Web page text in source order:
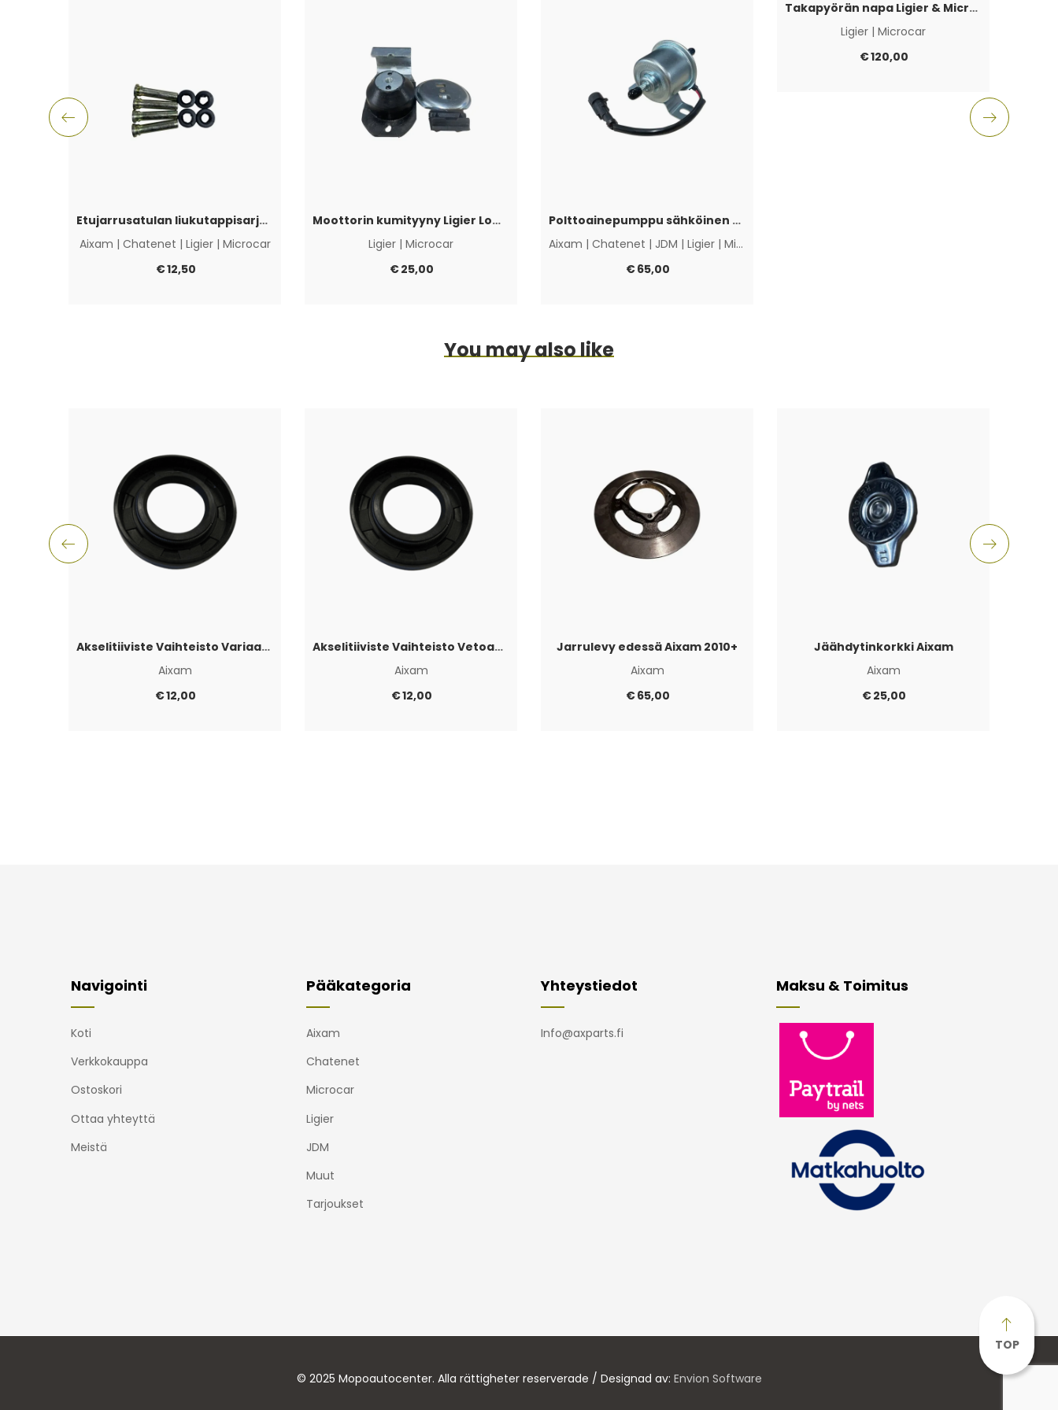
Etujarrusatulan liukutappisarja Aixam, Ligier, Microcar & Chatenet
Aixam | Chatenet | Ligier| Microcar
€12,50
Moottorin kumityyny Ligier Lombardini Progress / DCI
Ligier | Microcar
€25,00
Polttoainepumppu sähköinen Lombardini Progress / DCI / FOCS
Aixam | Chatenet | JDM | Ligier | Microcar
€65,00
Takapyörän napa Ligier & Microcar 4×100
Ligier | Microcar
€120,00
You may also like
Akselitiiviste Vaihteisto Variaattorin puoli Aixam
Aixam
€12,00
Akselitiiviste Vaihteisto Vetoakselin puoli Aixam
Aixam
€12,00
Jarrulevy edessä Aixam 2010+
Aixam
€65,00
Jäähdytinkorkki Aixam
Aixam
€25,00
Navigointi
Koti
Verkkokauppa
Ostoskori
Ottaa yhteyttä
Meistä
Pääkategoria
Aixam
Chatenet
Microcar
Ligier
JDM
Muut
Tarjoukset
Yhteystiedot
Info@axparts.fi
Maksu & Toimitus
TOP
© 2025 Mopoautocenter. Alla rättigheter reserverade / Designad av: Envion Software